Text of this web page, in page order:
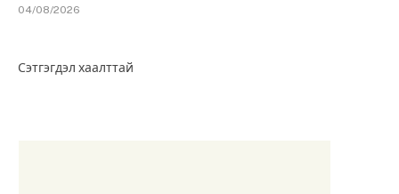
04/08/2026
Сэтгэгдэл хаалттай